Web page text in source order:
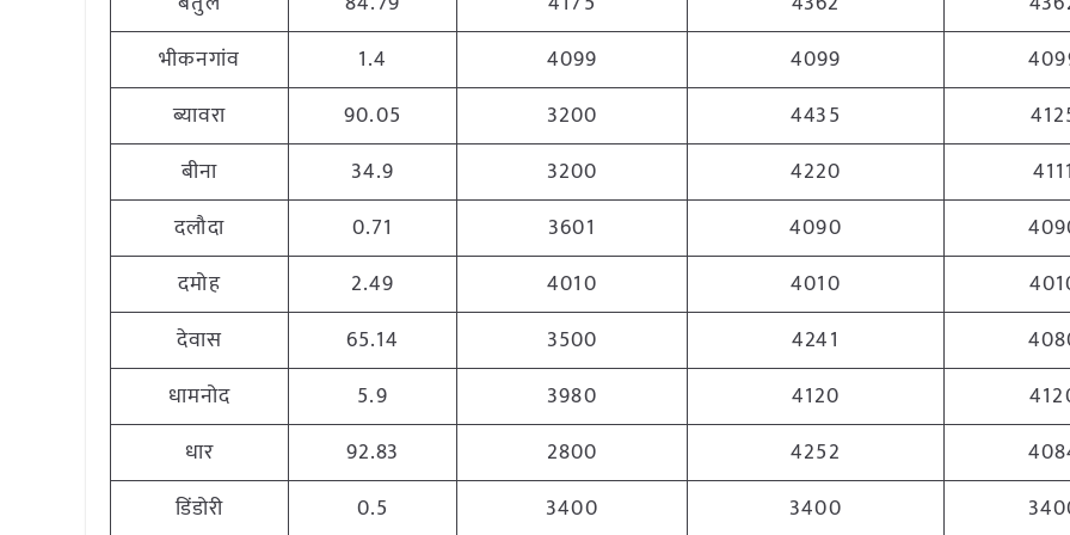
भीकनगांव
1.4 4099 4099
ब्यावरा
90.05 3200 4435
बीना
34.9 3200 4220
4111
दलौदा
0.71 3601 4090
दमोह
2.49 4010 4010
देवास
65.14 3500 4241
धामनोद
5.9 3980 4120
धार
92.83 2800 4252
डिंडोरी
0.5 3400 3400